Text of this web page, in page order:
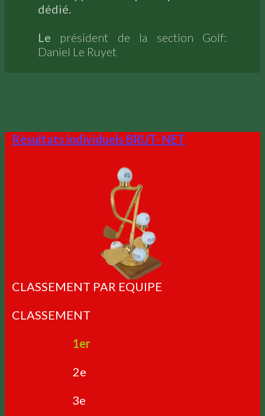
dédié.
Le président de la section Golf:
Daniel Le Ruyet
Résultats individuels BRUT- NET
CLASSEMENT PAR EQUIPE
CLASSEMENT
1er
2e
3e